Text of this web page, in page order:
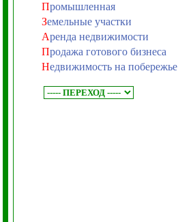
Промышленная
Земельные участки
Аренда недвижимости
Продажа готового бизнеса
Недвижимость на побережье